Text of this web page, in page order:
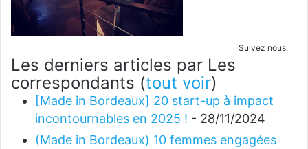
Suivez nous:
Les derniers articles par Les
correspondants (tout voir)
[Made in Bordeaux] 20 start-up à impact
incontournables en 2025 ! - 28/11/2024
(Made in Bordeaux) 10 femmes engagées